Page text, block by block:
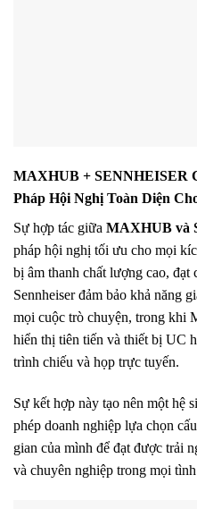
MAXHUB + SENNHEISER
Pháp Hội Nghị Toàn Diện
Sự hợp tác giữa MAXHUB và
pháp hội nghị tối ưu cho mọi
bị âm thanh chất lượng cao, đạt
Sennheiser đảm bảo khả năng
mọi cuộc trò chuyện, trong khi
hiển thị tiên tiến và thiết bị UC
trình chiếu và họp trực tuyến.
Sự kết hợp này tạo nên một hệ
phép doanh nghiệp lựa chọn
gian của mình để đạt được trải
và chuyên nghiệp trong mọi